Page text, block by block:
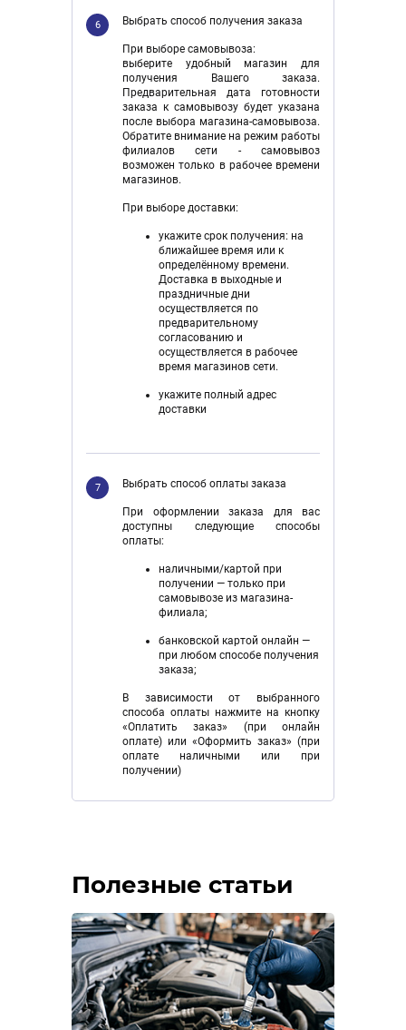
6 Выбрать способ получения заказа
При выборе самовывоза:
выберите удобный магазин для
получения Вашего заказа.
Предварительная дата готовности
заказа к самовывозу будет указана
после выбора магазина-самовывоза.
Обратите внимание на режим работы
филиалов сети - самовывоз
возможен только в рабочее времени
магазинов.
При выборе доставки:
укажите срок получения: на
ближайшее время или к
определённому времени.
Доставка в выходные и
праздничные дни
осуществляется по
предварительному
согласованию и
осуществляется в рабочее
время магазинов сети.
укажите полный адрес
доставки
7 Выбрать способ оплаты заказа
При оформлении заказа для вас
доступны следующие способы
оплаты:
наличными/картой при
получении — только при
самовывозе из магазина-
филиала;
банковской картой онлайн —
при любом способе получения
заказа;
В зависимости от выбранного
способа оплаты нажмите на кнопку
«Оплатить заказ» (при онлайн
оплате) или «Оформить заказ» (при
оплате наличными или при
получении)
Полезные статьи